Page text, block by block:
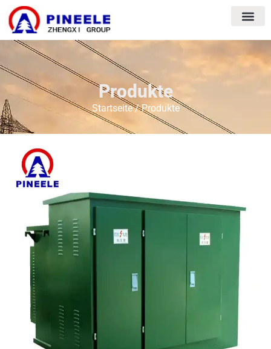
Produkte
Startseite/ Produkte